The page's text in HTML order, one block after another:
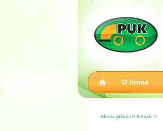
O firmie
Strona główna> Kontakt>